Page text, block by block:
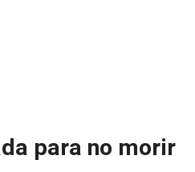
para no morir